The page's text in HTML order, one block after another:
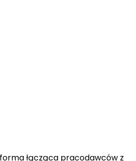
łącząca pracodawców z